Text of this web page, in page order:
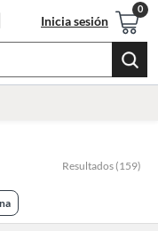
Inicia sesión
Resultados (159)